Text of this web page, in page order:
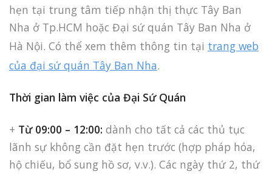
hẹn tại trung tâm tiếp nhận thị thực Tây Ban
Nha ở Tp.HCM hoặc Đại sứ quán Tây Ban Nha ở
Hà Nội. Có thể xem thêm thông tin tại trang web
của đại sứ quán Tây Ban Nha.
Thời gian làm việc của Đại Sứ Quán
+ Từ 09:00 – 12:00: dành cho tất cả các thủ tục
lãnh sự không cần đặt hẹn trước (hợp pháp hóa,
hộ chiếu, bổ sung hồ sơ, v.v.). Các ngày thứ 2, thứ